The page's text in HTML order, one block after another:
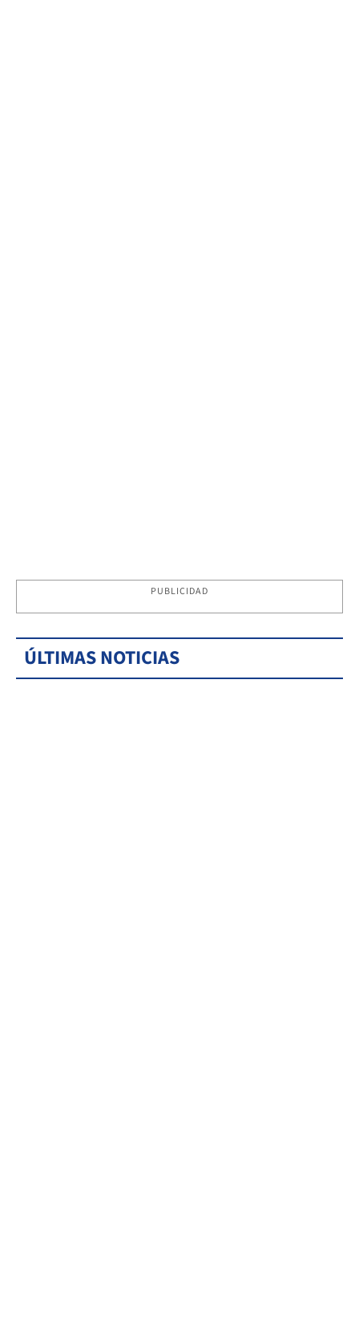
PUBLICIDAD
ÚLTIMAS NOTICIAS